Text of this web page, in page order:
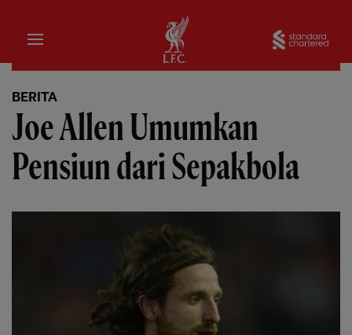
Rumah
BERITA
Joe Allen Umumkan
Pensiun dari Sepakbola